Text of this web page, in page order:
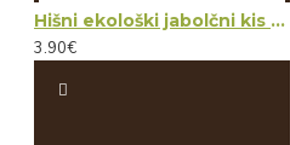
Hišni ekološki jabolčni kis (0,25 l ali 0,5 l)
3.90€